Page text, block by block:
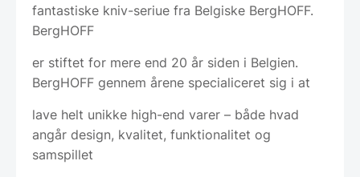
fantastiske kniv-seriue fra Belgiske BergHOFF.
BergHOFF
er stiftet for mere end 20 år siden i Belgien.
BergHOFF gennem årene specialiceret sig i at
lave helt unikke high-end varer – både hvad
angår design, kvalitet, funktionalitet og
samspillet